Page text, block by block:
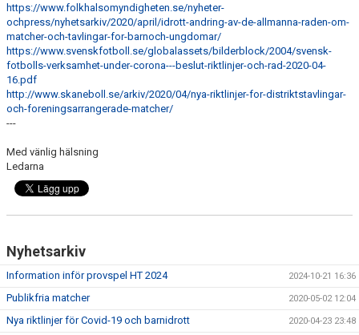
https://www.folkhalsomyndigheten.se/nyheter-
ochpress/nyhetsarkiv/2020/april/idrott-andring-av-de-allmanna-raden-om-
matcher-och-tavlingar-for-barnoch-ungdomar/
https://www.svenskfotboll.se/globalassets/bilderblock/2004/svensk-
fotbolls-verksamhet-under-corona---beslut-riktlinjer-och-rad-2020-04-
16.pdf
http://www.skaneboll.se/arkiv/2020/04/nya-riktlinjer-for-distriktstavlingar-
och-foreningsarrangerade-matcher/
---
Med vänlig hälsning
Ledarna
Nyhetsarkiv
Information inför provspel HT 2024 2024-10-21 16:36
Publikfria matcher 2020-05-02 12:04
Nya riktlinjer för Covid-19 och barnidrott 2020-04-23 23:48